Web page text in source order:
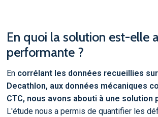
En quoi la solution est-elle
performante ?
En corrélant les données recueillies
Decathlon, aux données mécaniques
CTC, nous avons abouti à une solution
L'étude nous a permis de quantifier les